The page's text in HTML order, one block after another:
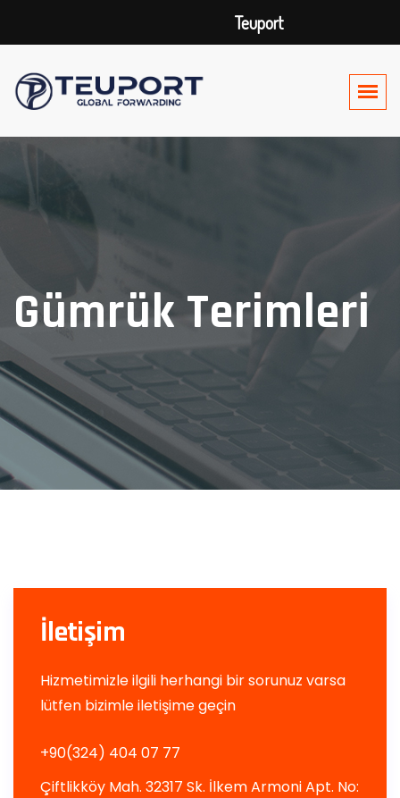
Gümrük Terimleri
İletişim
Hizmetimizle ilgili herhangi bir sorunuz varsa
lütfen bizimle iletişime geçin
+90(324) 404 07 77
Çiftlikköy Mah. 32317 Sk. İlkem Armoni Apt. No:
Teuport